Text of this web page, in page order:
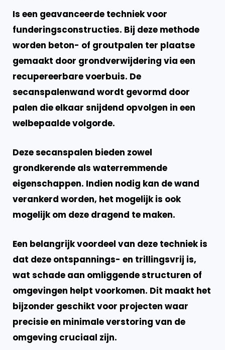
Is een geavanceerde techniek voor
funderingsconstructies. Bij deze methode
worden beton- of groutpalen ter plaatse
gemaakt door grondverwijdering via een
recupereerbare voerbuis. De
secanspalenwand wordt gevormd door
palen die elkaar snijdend opvolgen in een
welbepaalde volgorde.
Deze secanspalen bieden zowel
grondkerende als waterremmende
eigenschappen. Indien nodig kan de wand
verankerd worden, het mogelijk is ook
mogelijk om deze dragend te maken.
Een belangrijk voordeel van deze techniek is
dat deze ontspannings- en trillingsvrij is,
wat schade aan omliggende structuren of
omgevingen helpt voorkomen. Dit maakt het
bijzonder geschikt voor projecten waar
precisie en minimale verstoring van de
omgeving cruciaal zijn.